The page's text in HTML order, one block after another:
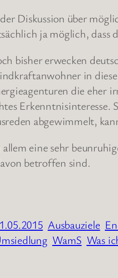
Diskussion über
ja möglich, dass
bisher erwecken
in
die eher
Erkenntnisinteresse.
abgewimmelt,
allem eine sehr
betroffen sind.
Ausbauziele
WamS Was